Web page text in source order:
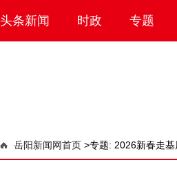
头条新闻 时政 专题
岳阳新闻网首页 >专题: 2026新春走基